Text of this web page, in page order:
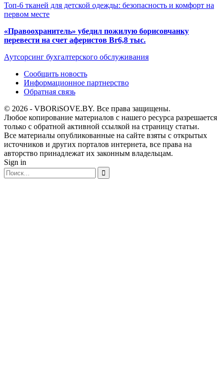
Топ-6 тканей для детской одежды: безопасность и комфорт на
первом месте
«Правоохранитель» убедил пожилую борисовчанку
перевести на счет аферистов Br6,8 тыс.
Аутсорсинг бухгалтерского обслуживания
Сообщить новость
Информационное партнерство
Обратная связь
© 2026 - VBORiSOVE.BY. Все права защищены.
Любое копирование материалов с нашего ресурса разрешается
только с обратной активной ссылкой на страницу статьи.
Все материалы опубликованные на сайте взяты с открытых
источников и других порталов интернета, все права на
авторство принадлежат их законным владельцам.
Sign in